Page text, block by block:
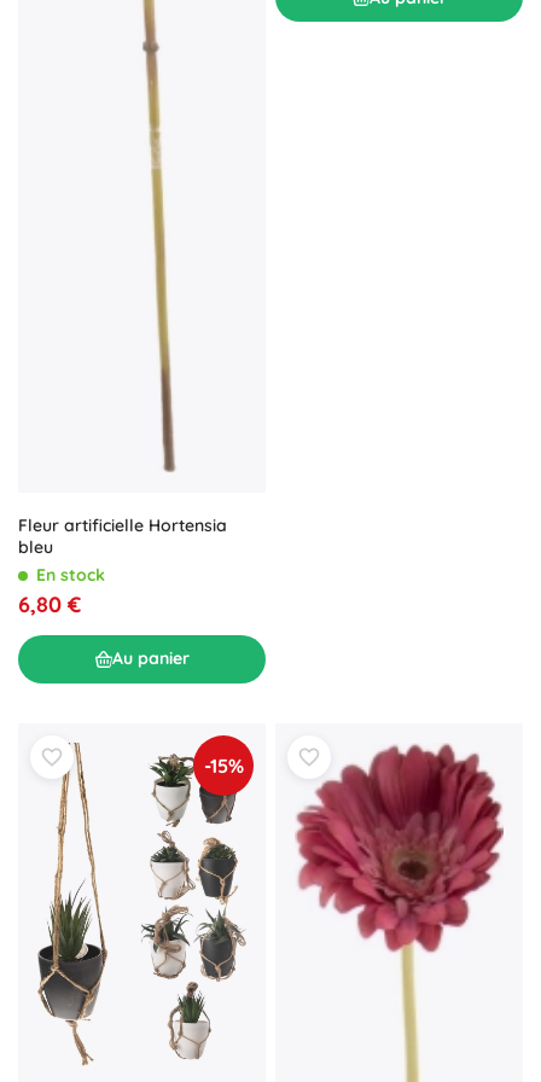
Fleur artificielle Hortensia
bleu
En stock
6,80 €
Au panier
-15%